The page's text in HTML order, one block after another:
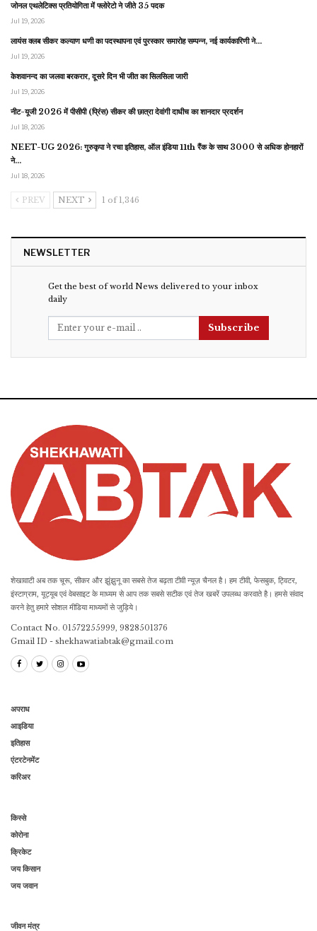
जोनल एथलेटिक्स प्रतियोगिता में फ्लोरेटो ने जीते 35 पदक
Jul 19, 2026
लायंस क्लब सीकर कल्याण धणी का पदस्थापना एवं पुरस्कार समारोह सम्पन्न, नई कार्यकारिणी ने…
Jul 19, 2026
केशवानन्द का जलवा बरकरार, दूसरे दिन भी जीत का सिलसिला जारी
Jul 19, 2026
नीट-यूजी 2026 में पीसीपी (प्रिंस) सीकर की छात्रा देवांगी दाधीच का शानदार प्रदर्शन
Jul 18, 2026
NEET-UG 2026: गुरुकृपा ने रचा इतिहास, ऑल इंडिया 11th रैंक के साथ 3000 से अधिक होनहारों
ने…
Jul 18, 2026
PREV NEXT 1 of 1,346
NEWSLETTER
Get the best of world News delivered to your inbox
daily
Subscribe
शेखावाटी अब तक चूरू, सीकर और झुंझुनू का सबसे तेज बढ़ता टीवी न्यूज़ चैनल है। हम टीवी, फेसबुक, ट्विटर,
इंस्टाग्राम, यूट्यूब एवं वेबसाइट के माध्यम से आप तक सबसे सटीक एवं तेज खबरें उपलब्ध करवाते है। हमसे संवाद
करने हेतु हमारे सोशल मीडिया माध्यमों से जुड़िये।
Contact No. 01572255999, 9828501376
Gmail ID - shekhawatiabtak@gmail.com
अपराध
आइडिया
इतिहास
एंटरटेनमेंट
करिअर
किस्से
कोरोना
क्रिकेट
जय किसान
जय जवान
जीवन मंत्र